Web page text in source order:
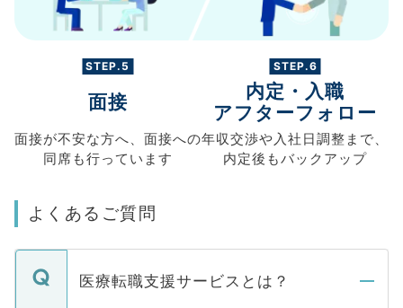
STEP.5
面接
面接が不安な方へ、 面接への
同席も行っています
STEP.6
内定・入職
アフターフォロー
年収交渉や 入社日調整まで、
内定後もバックアップ
よくあるご質問
医療転職支援サービスとは？